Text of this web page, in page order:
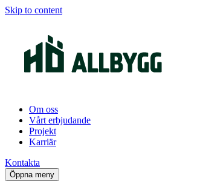
Skip to content
Om oss
Vårt erbjudande
Projekt
Karriär
Kontakta
Öppna meny